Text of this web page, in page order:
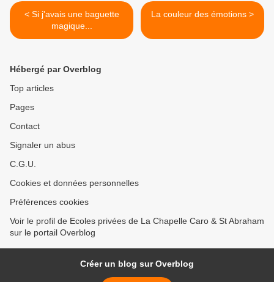
< Si j'avais une baguette
magique...
La couleur des émotions >
Hébergé par Overblog
Top articles
Pages
Contact
Signaler un abus
C.G.U.
Cookies et données personnelles
Préférences cookies
Voir le profil de Ecoles privées de La Chapelle Caro & St Abraham
sur le portail Overblog
Créer un blog sur Overblog